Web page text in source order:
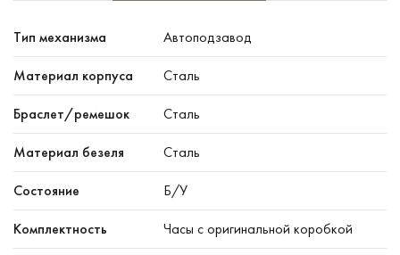
Тип механизма Автоподзавод
Материал корпуса Сталь
Браслет/ремешок Сталь
Материал безеля Сталь
Состояние Б/У
Комплектность Часы с оригинальной коробкой